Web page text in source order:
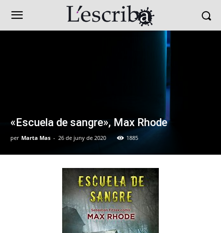
«Escuela de sangre», Max Rhode
per Marta Mas - 26 de juny de 2020 1885